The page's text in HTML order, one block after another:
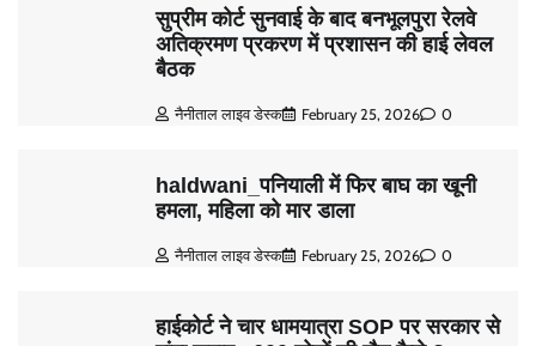
सुप्रीम कोर्ट सुनवाई के बाद बनभूलपुरा रेलवे
अतिक्रमण प्रकरण में प्रशासन की हाई लेवल
बैठक
नैनीताल लाइव डेस्क February 25, 2026 0
haldwani_पनियाली में फिर बाघ का खूनी
हमला, महिला को मार डाला
नैनीताल लाइव डेस्क February 25, 2026 0
हाईकोर्ट ने चार धामयात्रा SOP पर सरकार से